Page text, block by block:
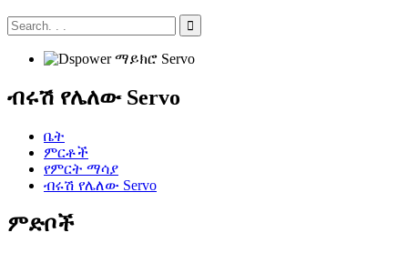
ብሩሽ የሌለው Servo
ቤት
ምርቶች
የምርት ማሳያ
ብሩሽ የሌለው Servo
ምድቦች